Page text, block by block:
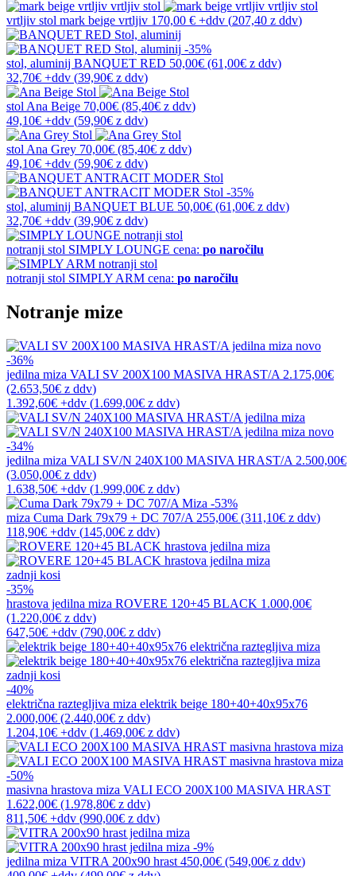
vrtljiv stol mark beige vrtljiv 170,00 € +ddv (207,40 z ddv)
-35%
stol, aluminij BANQUET RED 50,00€ (61,00€ z ddv)
32,70€ +ddv (39,90€ z ddv)
stolAna Beige 70,00€ (85,40€ z ddv)
49,10€ +ddv (59,90€ z ddv)
stolAna Grey 70,00€ (85,40€ z ddv)
49,10€ +ddv (59,90€ z ddv)
-35%
stol, aluminij BANQUET BLUE 50,00€ (61,00€ z ddv)
32,70€ +ddv (39,90€ z ddv)
notranji stol SIMPLY LOUNGE cena: po naročilu
notranji stol SIMPLY ARM cena: po naročilu
Notranje mize
novo
-36%
jedilna miza VALI SV 200X100 MASIVA HRAST/A 2.175,00€
(2.653,50€ z ddv)
1.392,60€ +ddv (1.699,00€ z ddv)
novo
-34%
jedilna miza VALI SV/N 240X100 MASIVA HRAST/A 2.500,00€
(3.050,00€ z ddv)
1.638,50€ +ddv (1.999,00€ z ddv)
-53%
miza Cuma Dark 79x79 + DC 707/A 255,00€ (311,10€ z ddv)
118,90€ +ddv (145,00€ z ddv)
zadnji kosi
-35%
hrastova jedilna miza ROVERE 120+45 BLACK 1.000,00€
(1.220,00€ z ddv)
647,50€ +ddv (790,00€ z ddv)
zadnji kosi
-40%
električna raztegljiva miza elektrik beige 180+40+40x95x76
2.000,00€ (2.440,00€ z ddv)
1.204,10€ +ddv (1.469,00€ z ddv)
-50%
masivna hrastova miza VALI ECO 200X100 MASIVA HRAST
1.622,00€ (1.978,80€ z ddv)
811,50€ +ddv (990,00€ z ddv)
-9%
jedilna miza VITRA 200x90 hrast 450,00€ (549,00€ z ddv)